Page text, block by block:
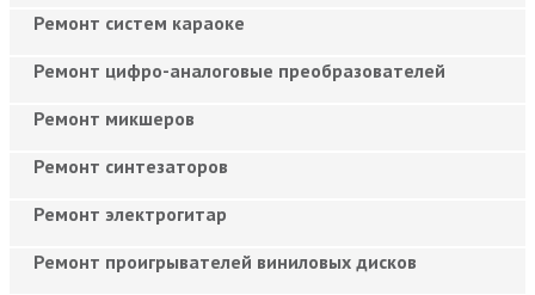
Ремонт систем караоке
Ремонт цифро-аналоговые преобразователей
Ремонт микшеров
Ремонт синтезаторов
Ремонт электрогитар
Ремонт проигрывателей виниловых дисков